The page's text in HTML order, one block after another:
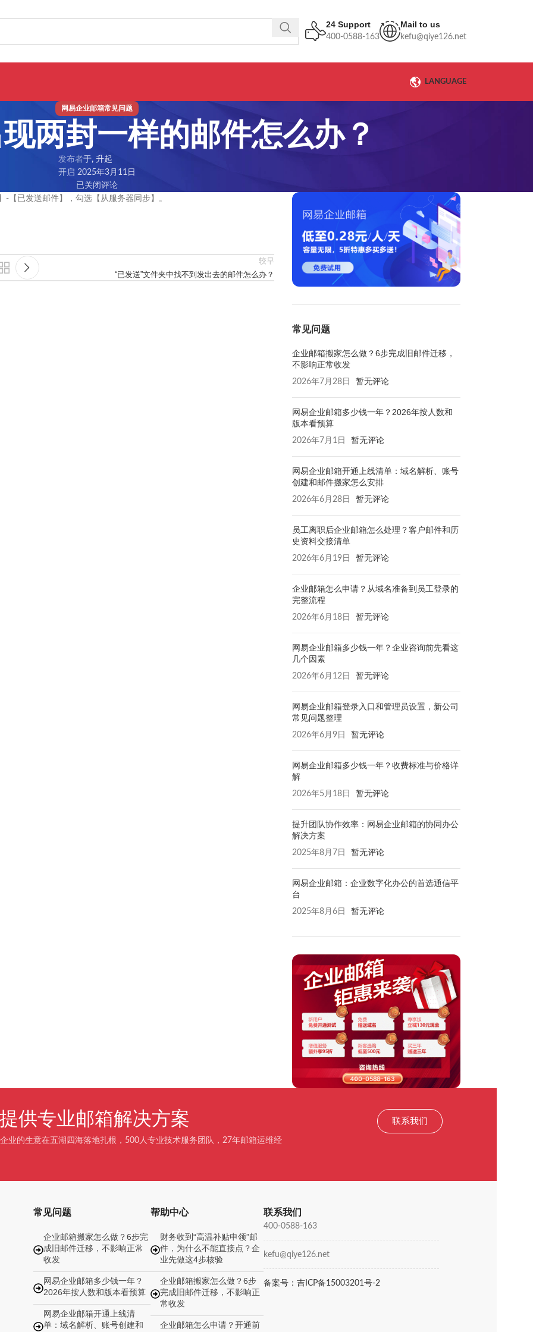
24 Support
400-0588-163
Mail to us
kefu@qiye126.net
LANGUAGE
网易企业邮箱常见问题
两封一样的邮件怎么办？
发布者于, 升起
开启 2025年3月11日
已关闭评论
【已发送邮件】，勾选【从服务器同步】。
较早
“已发送”文件夹中找不到发出去的邮件怎么办？
常见问题
企业邮箱搬家怎么做？6步完成旧邮件迁移，
不影响正常收发
2026年7月28日 暂无评论
网易企业邮箱多少钱一年？2026年按人数和
版本看预算
2026年7月1日 暂无评论
网易企业邮箱开通上线清单：域名解析、账号
创建和邮件搬家怎么安排
2026年6月28日 暂无评论
员工离职后企业邮箱怎么处理？客户邮件和历
史资料交接清单
2026年6月19日 暂无评论
企业邮箱怎么申请？从域名准备到员工登录的
完整流程
2026年6月18日 暂无评论
网易企业邮箱多少钱一年？企业咨询前先看这
几个因素
2026年6月12日 暂无评论
网易企业邮箱登录入口和管理员设置，新公司
常见问题整理
2026年6月9日 暂无评论
网易企业邮箱多少钱一年？收费标准与价格详
解
2026年5月18日 暂无评论
提升团队协作效率：网易企业邮箱的协同办公
解决方案
2025年8月7日 暂无评论
网易企业邮箱：企业数字化办公的首选通信平
台
2025年8月6日 暂无评论
供专业邮箱解决方案
业的生意在五湖四海落地扎根，500人专业技术服务团队，27年邮箱运维经
联系我们
常见问题
企业邮箱搬家怎么做？6步完
成旧邮件迁移，不影响正常
收发
网易企业邮箱多少钱一年？
2026年按人数和版本看预算
网易企业邮箱开通上线清
单：域名解析、账号创建和
帮助中心
财务收到“高温补贴申领”邮
件，为什么不能直接点？企
业先做这4步核验
企业邮箱搬家怎么做？6步
完成旧邮件迁移，不影响正
常收发
企业邮箱怎么申请？开通前
联系我们
400-0588-163
kefu@qiye126.net
备案号：吉ICP备15003201号-2